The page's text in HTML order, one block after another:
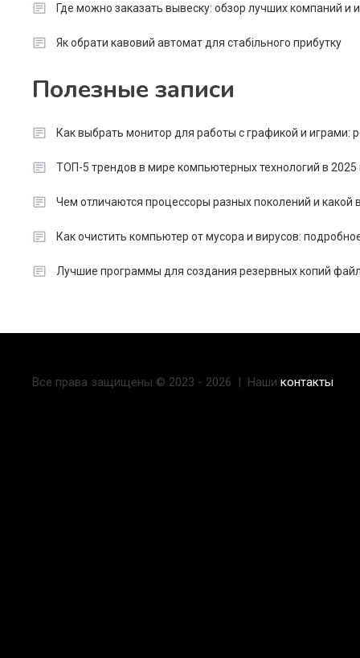
Где можно заказать вывеску: обзор лучших компаний и
Як обрати кавовий автомат для стабільного прибутку
Полезные записи
Как выбрать монитор для работы с графикой и играми:
ТОП-5 трендов в мире компьютерных технологий в 2025
Чем отличаются процессоры разных поколений и какой
Как очистить компьютер от мусора и вирусов:
Лучшие программы для создания резервных копий
Все права защищены © 2023 - 2026 | Наши контакты